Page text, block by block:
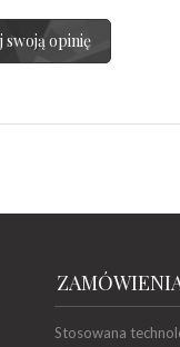
swoją opinię
Stosowana